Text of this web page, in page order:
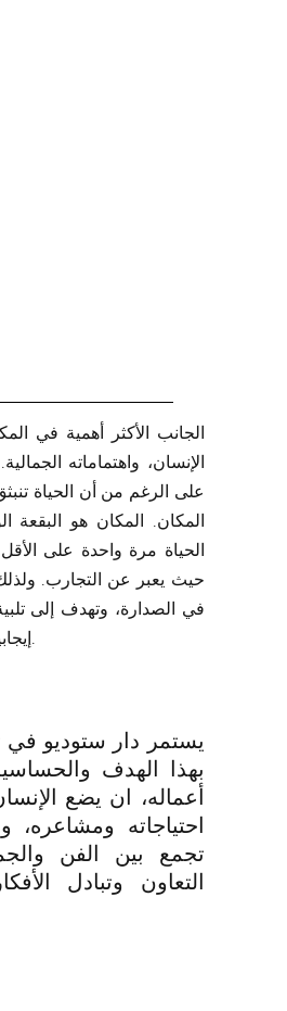
الجانب الأكثر أهمية في
الإنسان، واهتماماته
على الرغم من أن الحياة
المكان. المكان هو البقعة
الحياة مرة واحدة على
حيث يعبر عن التجارب.
في الصدارة، وتهدف إلى
إيجابية لأولئك الذين يعيشون فيه بجانب وظائفها.
يستمر دار ستوديو في
بهذا الهدف
أعماله، ان يضع
احتياجاته
تجمع بين الفن
التعاون وتبادل